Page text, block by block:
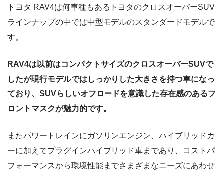
トヨタ RAV4は何車種もあるトヨタのクロスオーバーSUV
ラインナップの中では中型モデルのスタンダードモデルで
す。
RAV4は以前はコンパクトサイズのクロスオーバーSUVで
したが現行モデルではしっかりした大きさを持つ車になっ
ており、SUVらしいオフロードを意識した存在感のあるフ
ロントマスクが魅力的です。
またパワートレインにガソリンエンジン、ハイブリッドカ
ーに加えてプラグインハイブリッド車まであり、コストパ
フォーマンスから環境性能までさまざまなニーズにあわせ